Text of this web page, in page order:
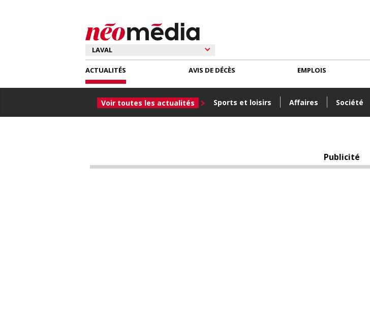
ACTUALITÉS
Voir toutes les actualités Sports et loisirs Affaires Société
AVIS DE DÉCÈS EMPLOIS
Publicité